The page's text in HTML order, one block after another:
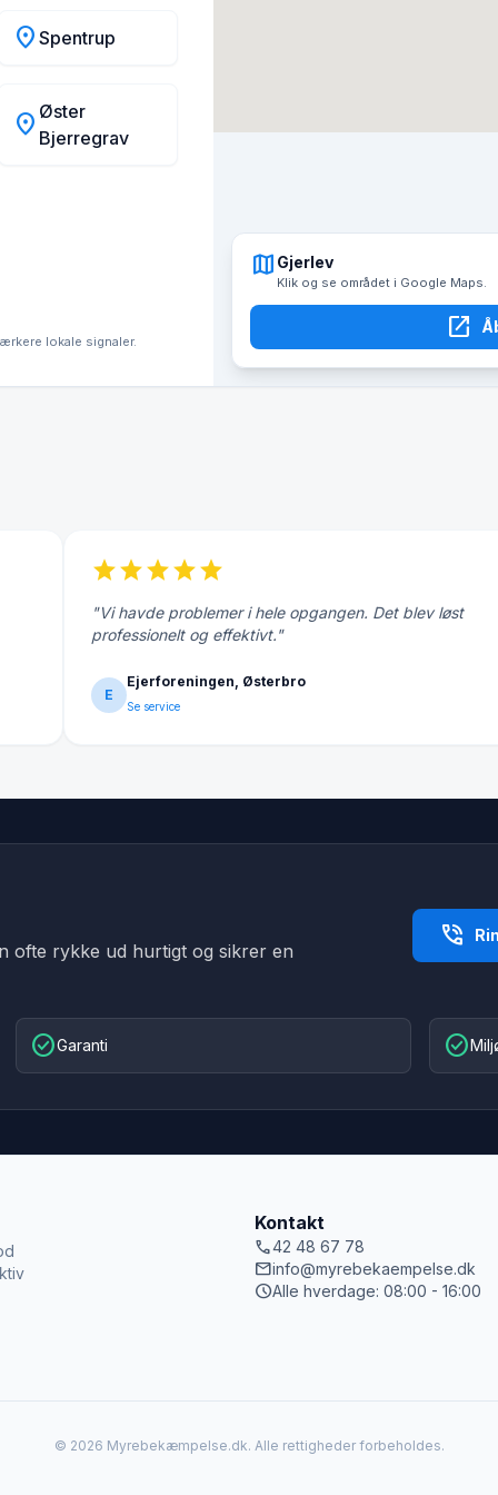
location_on Spentrup
location_on Øster
Bjerregrav
lokale signaler.
map Gjerlev
Klik og se området i Google Maps.
open_in_new
starstarstarstarstar
"Vi havde problemer i hele opgangen. Det blev løst
professionelt og effektivt."
E
Ejerforeningen, Østerbro
Se service
ofte rykke ud hurtigt og sikrer en
phone_in_talk
check_circleGaranti check_circle
Kontakt
call42 48 67 78
mailinfo@myrebekaempelse.dk
scheduleAlle hverdage: 08:00 - 16:00
© 2026 Myrebekæmpelse.dk. Alle rettigheder forbeholdes.